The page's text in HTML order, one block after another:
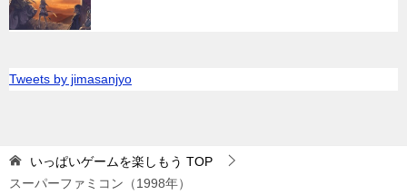
Tweets by jimasanjyo
いっぱいゲームを楽しもう TOP
スーパーファミコン（1998年）